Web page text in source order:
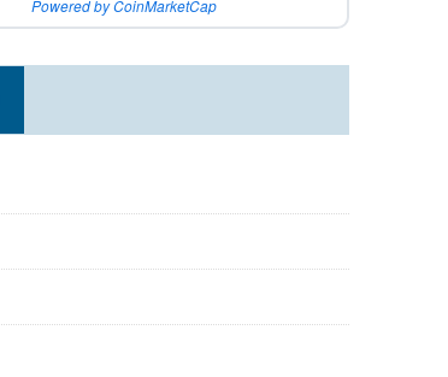
Powered by CoinMarketCap